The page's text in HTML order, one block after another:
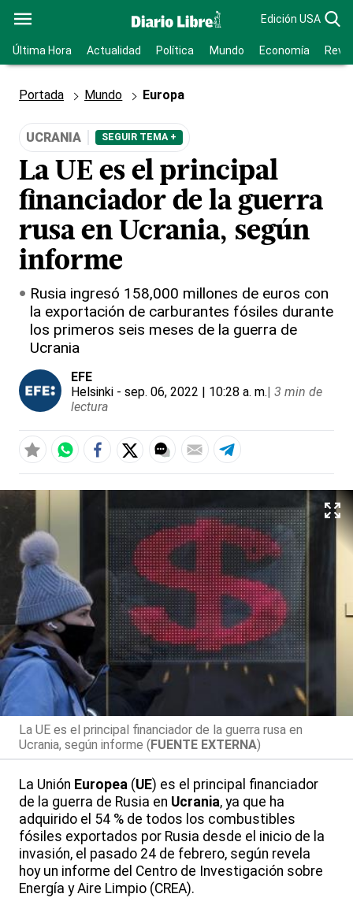
Edición USA
Última Hora Actualidad Política Mundo Economía
Portada Mundo Europa
UCRANIA SEGUIR TEMA +
La UE es el principal
financiador de la guerra
rusa en Ucrania, según
informe
Rusia ingresó 158,000 millones de euros con
la exportación de carburantes fósiles durante
los primeros seis meses de la guerra de
Ucrania
EFE
Helsinki - sep. 06, 2022 | 10:28 a. m.| 3 min de
lectura
La UE es el principal financiador de la guerra rusa en
Ucrania, según informe (FUENTE EXTERNA)
La Unión Europea (UE) es el principal financiador
de la guerra de Rusia en Ucrania, ya que ha
adquirido el 54 % de todos los combustibles
fósiles exportados por Rusia desde el inicio de la
invasión, el pasado 24 de febrero, según revela
hoy un informe del Centro de Investigación sobre
Energía y Aire Limpio (CREA).